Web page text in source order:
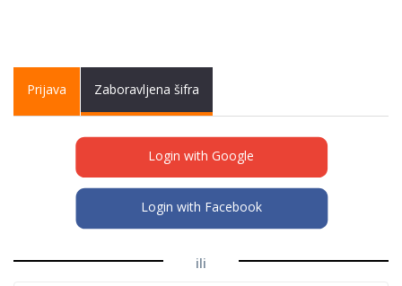
Primary tabs
Prijava (activeZaboravljena šifra
Login with Google
Login with Facebook
ili